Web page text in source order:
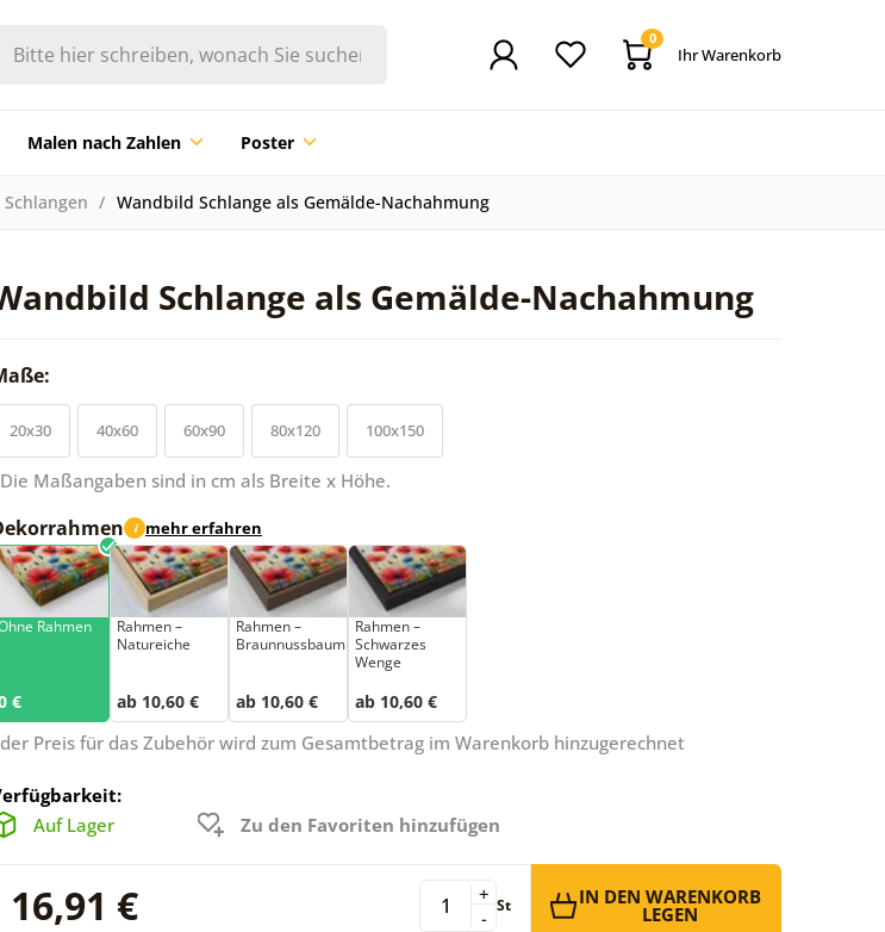
0
Ihr Warenkorb
Malen nach Zahlen Poster
Wandbild Schlange als Gemälde-Nachahmung
Schlange als Gemälde-Nachahmung
20x30 40x60 60x90 80x120 100x150
Maßangaben sind in cm als Breite x Höhe.
i mehr erfahren
Rahmen
€
Rahmen –
Natureiche
ab 10,60 €
Rahmen –
Braunnussbaum
ab 10,60 €
Rahmen –
Schwarzes
Wenge
ab 10,60 €
Preis für das Zubehör wird zum Gesamtbetrag im Warenkorb hinzugerechnet
Auf Lager
Zu den Favoriten hinzufügen
16,91 € -
+ St IN DEN WARENKORB
LEGEN